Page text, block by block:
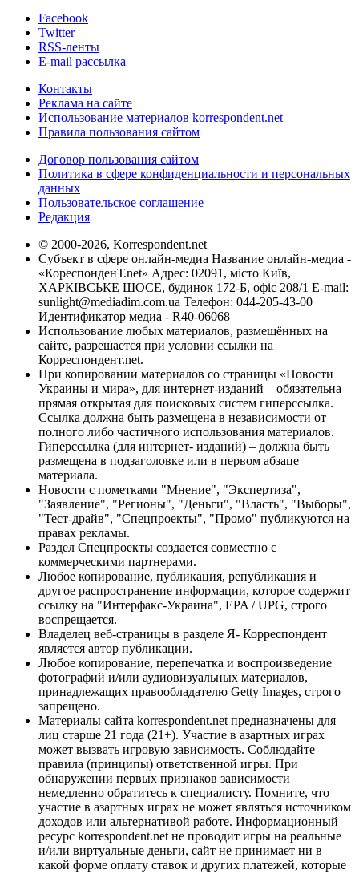
Facebook
Twitter
RSS-ленты
E-mail рассылка
Контакты
Реклама на сайте
Использование материалов korrespondent.net
Правила пользования сайтом
Договор пользования сайтом
Политика в сфере конфиденциальности и персональных
данных
Пользовательское соглашение
Редакция
© 2000-2026, Korrespondent.net
Субъект в сфере онлайн-медиа Название онлайн-медиа -
«КореспонденТ.net» Адрес: 02091, місто Київ,
ХАРКІВСЬКЕ ШОСЕ, будинок 172-Б, офіс 208/1 E-mail:
sunlight@mediadim.com.ua Телефон: 044-205-43-00
Идентификатор медиа - R40-06068
Использование любых материалов, размещённых на
сайте, разрешается при условии ссылки на
Корреспондент.net.
При копировании материалов со страницы «Новости
Украины и мира», для интернет-изданий – обязательна
прямая открытая для поисковых систем гиперссылка.
Ссылка должна быть размещена в независимости от
полного либо частичного использования материалов.
Гиперссылка (для интернет- изданий) – должна быть
размещена в подзаголовке или в первом абзаце
материала.
Новости с пометками "Мнение", "Экспертиза",
"Заявление", "Регионы", "Деньги", "Власть", "Выборы",
"Тест-драйв", "Спецпроекты", "Промо" публикуются на
правах рекламы.
Раздел Спецпроекты создается совместно с
коммерческими партнерами.
Любое копирование, публикация, републикация и
другое распространение информации, которое содержит
ссылку на "Интерфакс-Украина", EPA / UPG, строго
воспрещается.
Владелец веб-страницы в разделе Я- Корреспондент
является автор публикации.
Любое копирование, перепечатка и воспроизведение
фотографий и/или аудиовизуальных материалов,
принадлежащих правообладателю Getty Images, строго
запрещено.
Материалы сайта korrespondent.net предназначены для
лиц старше 21 года (21+). Участие в азартных играх
может вызвать игровую зависимость. Соблюдайте
правила (принципы) ответственной игры. При
обнаружении первых признаков зависимости
немедленно обратитесь к специалисту. Помните, что
участие в азартных играх не может являться источником
доходов или альтернативой работе. Информационный
ресурс korrespondent.net не проводит игры на реальные
и/или виртуальные деньги, сайт не принимает ни в
какой форме оплату ставок и других платежей, которые